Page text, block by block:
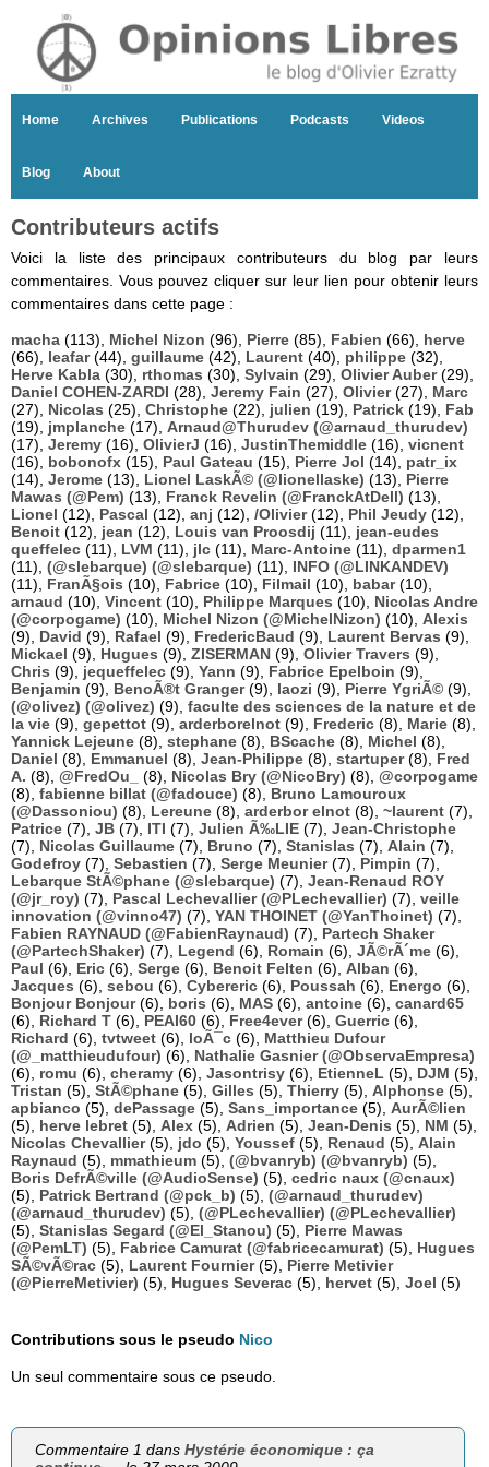
Home Archives Publications Podcasts Videos
Blog About
Contributeurs actifs
Voici la liste des principaux contributeurs du blog par leurs
commentaires. Vous pouvez cliquer sur leur lien pour obtenir leurs
commentaires dans cette page :
macha (113), Michel Nizon (96), Pierre (85), Fabien (66), herve
(66), leafar(44), guillaume (42), Laurent (40), philippe (32),
Herve Kabla (30), rthomas (30), Sylvain (29), Olivier Auber(29),
Daniel COHEN-ZARDI (28), Jeremy Fain (27), Olivier(27), Marc
(27), Nicolas (25), Christophe (22), julien (19), Patrick (19), Fab
(19), jmplanche (17), Arnaud@Thurudev (@arnaud_thurudev)
(17), Jeremy (16), OlivierJ (16), JustinThemiddle (16), vicnent
(16), bobonofx (15), Paul Gateau (15), Pierre Jol (14), patr_ix
(14), Jerome (13), Lionel LaskÃ© (@lionellaske) (13), Pierre
Mawas (@Pem) (13), Franck Revelin (@FranckAtDell) (13),
Lionel (12), Pascal (12), anj (12), /Olivier(12), Phil Jeudy (12),
Benoit (12), jean (12), Louis van Proosdij (11), jean-eudes
queffelec (11), LVM (11), jlc (11), Marc-Antoine (11), dparmen1
(11), (@slebarque) (@slebarque) (11), INFO (@LINKANDEV)
(11), FranÃ§ois (10), Fabrice (10), Filmail (10), babar(10),
arnaud (10), Vincent (10), Philippe Marques (10), Nicolas Andre
(@corpogame) (10), Michel Nizon (@MichelNizon) (10), Alexis
(9), David (9), Rafael (9), FredericBaud (9), Laurent Bervas (9),
Mickael (9), Hugues (9), ZISERMAN (9), Olivier Travers (9),
Chris (9), jequeffelec (9), Yann (9), Fabrice Epelboin (9),
Benjamin (9), BenoÃ®t Granger(9), laozi (9), Pierre YgriÃ© (9),
(@olivez) (@olivez) (9), faculte des sciences de la nature et de
la vie (9), gepettot (9), arderborelnot (9), Frederic (8), Marie (8),
Yannick Lejeune (8), stephane (8), BScache (8), Michel (8),
Daniel (8), Emmanuel (8), Jean-Philippe (8), startuper(8), Fred
A. (8), @FredOu_ (8), Nicolas Bry (@NicoBry) (8), @corpogame
(8), fabienne billat (@fadouce) (8), Bruno Lamouroux
(@Dassoniou) (8), Lereune (8), arderbor elnot (8), ~laurent (7),
Patrice (7), JB (7), ITI (7), Julien Ã‰LIE (7), Jean-Christophe
(7), Nicolas Guillaume (7), Bruno (7), Stanislas (7), Alain (7),
Godefroy (7), Sebastien (7), Serge Meunier(7), Pimpin (7),
Lebarque StÃ©phane (@slebarque) (7), Jean-Renaud ROY
(@jr_roy) (7), Pascal Lechevallier (@PLechevallier) (7), veille
innovation (@vinno47) (7), YAN THOINET (@YanThoinet) (7),
Fabien RAYNAUD (@FabienRaynaud) (7), Partech Shaker
(@PartechShaker) (7), Legend (6), Romain (6), JÃ©rÃ´me (6),
Paul (6), Eric (6), Serge (6), Benoit Felten (6), Alban (6),
Jacques (6), sebou (6), Cybereric (6), Poussah (6), Energo (6),
Bonjour Bonjour(6), boris (6), MAS (6), antoine (6), canard65
(6), Richard T (6), PEAI60 (6), Free4ever(6), Guerric (6),
Richard (6), tvtweet (6), loÃ¯c (6), Matthieu Dufour
(@_matthieudufour) (6), Nathalie Gasnier (@ObservaEmpresa)
(6), romu (6), cheramy (6), Jasontrisy (6), EtienneL (5), DJM (5),
Tristan (5), StÃ©phane (5), Gilles (5), Thierry (5), Alphonse (5),
apbianco (5), dePassage (5), Sans_importance (5), AurÃ©lien
(5), herve lebret (5), Alex (5), Adrien (5), Jean-Denis (5), NM (5),
Nicolas Chevallier(5), jdo (5), Youssef (5), Renaud (5), Alain
Raynaud (5), mmathieum (5), (@bvanryb) (@bvanryb) (5),
Boris DefrÃ©ville (@AudioSense) (5), cedric naux (@cnaux)
(5), Patrick Bertrand (@pck_b) (5), (@arnaud_thurudev)
(@arnaud_thurudev) (5), (@PLechevallier) (@PLechevallier)
(5), Stanislas Segard (@El_Stanou) (5), Pierre Mawas
(@PemLT) (5), Fabrice Camurat (@fabricecamurat) (5), Hugues
SÃ©vÃ©rac (5), Laurent Fournier(5), Pierre Metivier
(@PierreMetivier) (5), Hugues Severac (5), hervet (5), Joel (5)
Contributions sous le pseudo Nico
Un seul commentaire sous ce pseudo.
Commentaire 1 dansHystérie économique : ça